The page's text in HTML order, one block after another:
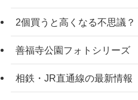
2個買うと高くなる不思議？
善福寺公園フォトシリー
相鉄・JR直通線の最新情報